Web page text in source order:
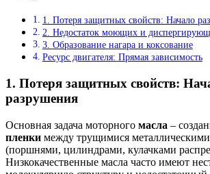
1. Потеря защитных свойств: Начало
2. Недостаток моющих и
3. Образование нагара и коксование
Ресурс двигателя: Прямая зависимость
1. Потеря защитных свойств:
разрушения
Основная задача моторного масла –
пленки между трущимися
(поршнями, цилиндрами, кулачками
Низкокачественные масла часто имеют